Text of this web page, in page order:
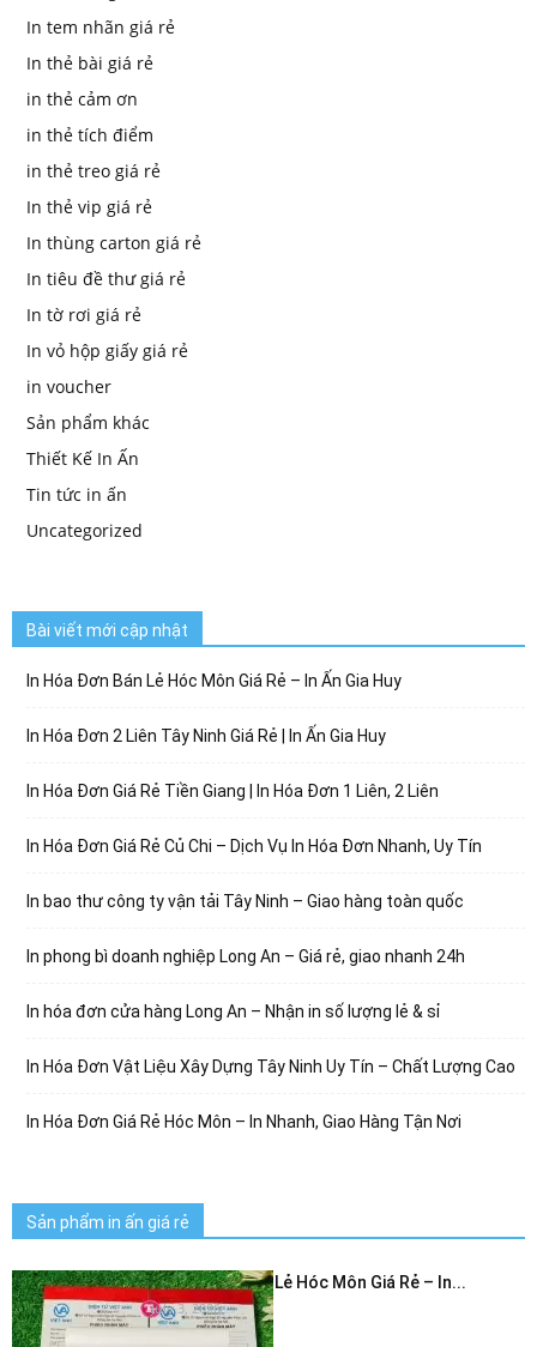
In tem nhãn giá rẻ
In thẻ bài giá rẻ
in thẻ cảm ơn
in thẻ tích điểm
in thẻ treo giá rẻ
In thẻ vip giá rẻ
In thùng carton giá rẻ
In tiêu đề thư giá rẻ
In tờ rơi giá rẻ
In vỏ hộp giấy giá rẻ
in voucher
Sản phẩm khác
Thiết Kế In Ấn
Tin tức in ấn
Uncategorized
Bài viết mới cập nhật
In Hóa Đơn Bán Lẻ Hóc Môn Giá Rẻ – In Ấn Gia Huy
In Hóa Đơn 2 Liên Tây Ninh Giá Rẻ | In Ấn Gia Huy
In Hóa Đơn Giá Rẻ Tiền Giang | In Hóa Đơn 1 Liên, 2 Liên
In Hóa Đơn Giá Rẻ Củ Chi – Dịch Vụ In Hóa Đơn Nhanh, Uy Tín
In bao thư công ty vận tải Tây Ninh – Giao hàng toàn quốc
In phong bì doanh nghiệp Long An – Giá rẻ, giao nhanh 24h
In hóa đơn cửa hàng Long An – Nhận in số lượng lẻ & sỉ
In Hóa Đơn Vật Liệu Xây Dựng Tây Ninh Uy Tín – Chất Lượng Cao
In Hóa Đơn Giá Rẻ Hóc Môn – In Nhanh, Giao Hàng Tận Nơi
Sản phẩm in ấn giá rẻ
In Hóa Đơn Bán Lẻ Hóc Môn Giá Rẻ – In...
July 3, 2026